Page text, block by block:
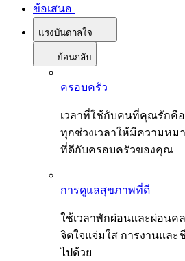
ข้อเสนอ
แรงบันดาลใจ
ย้อนกลับ
ครอบครัว
เวลาที่ใช้กับคนที่คุณรักคื
ทุกช่วงเวลาให้มีความหม
ที่ดีกับครอบครัวของคุณ
การดูแลสุขภาพที่ดี
ใช้เวลาพักผ่อนและผ่อน
จิตใจแจ่มใส การงานแล
ไปด้วย